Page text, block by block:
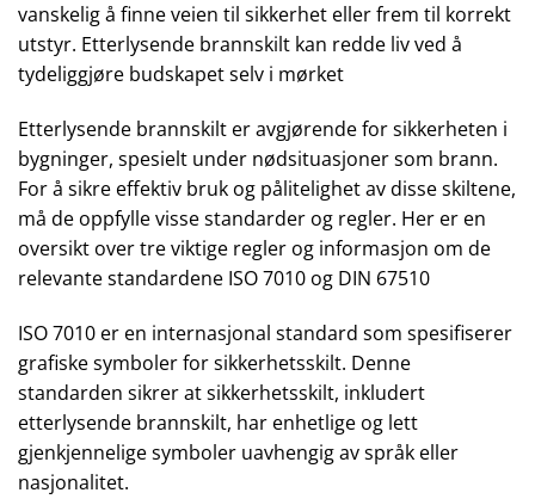
vanskelig å finne veien til sikkerhet eller frem til korrekt
utstyr. Etterlysende brannskilt kan redde liv ved å
tydeliggjøre budskapet selv i mørket
Etterlysende brannskilt er avgjørende for sikkerheten i
bygninger, spesielt under nødsituasjoner som brann.
For å sikre effektiv bruk og pålitelighet av disse skiltene,
må de oppfylle visse standarder og regler. Her er en
oversikt over tre viktige regler og informasjon om de
relevante standardene ISO 7010 og DIN 67510
ISO 7010 er en internasjonal standard som spesifiserer
grafiske symboler for sikkerhetsskilt. Denne
standarden sikrer at sikkerhetsskilt, inkludert
etterlysende brannskilt, har enhetlige og lett
gjenkjennelige symboler uavhengig av språk eller
nasjonalitet.